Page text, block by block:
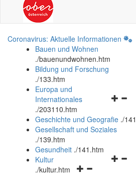
Coronavirus: Aktuelle Informationen
Bauen und Wohnen
./bauenundwohnen.htm
Bildung und Forschung
./133.htm
und
schließen
Europa und
Internationales
./203110.htm
Geschichte und Geografie ./
Gesellschaft und Soziales
./139.htm
Gesundheit ./141.htm
Navigationsmenü
Kultur
./kultur.htm